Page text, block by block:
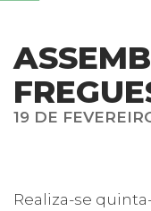
19 DE
Realiza-se